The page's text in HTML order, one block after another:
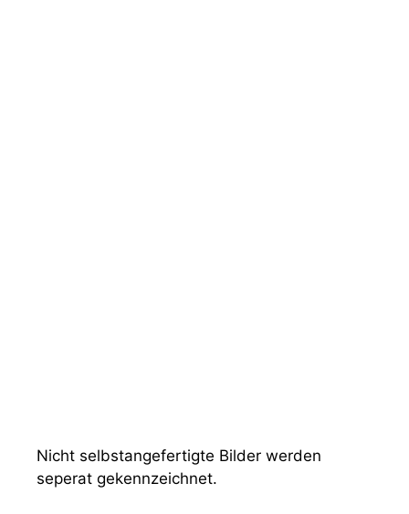
Nicht selbstangefertigte Bilder werden
seperat gekennzeichnet.